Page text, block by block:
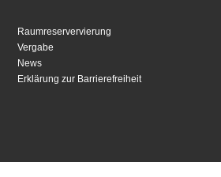
Raumreservervierung
Vergabe
News
Erklärung zur Barrierefreiheit